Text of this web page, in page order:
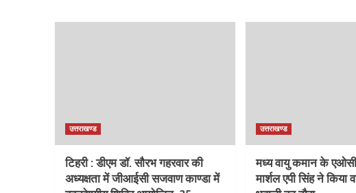
उत्तराखण्ड
टिहरी : डीएम डॉ. सौरभ गहरवार की
अध्यक्षता में जीआईसी सजवाण काण्डा में
उत्तराखण्ड
मध्य वायु कमान के
मार्शल एपी सिंह ने